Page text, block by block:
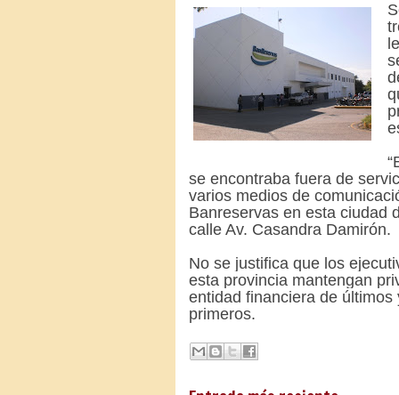
se encontraba fuera de
varios medios de
Banreservas en esta ciudad
calle Av. Casandra Damirón.
No se justifica que los
esta provincia mantengan
entidad financiera de
primeros.